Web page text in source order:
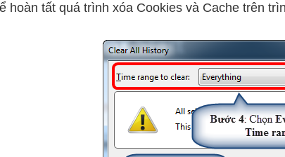
hoàn tất quá trình xóa Cookies và Cache trên